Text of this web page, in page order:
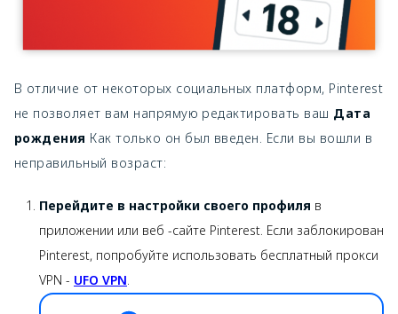
В отличие от некоторых социальных платформ, Pinterest
не позволяет вам напрямую редактировать ваш Дата
рождения Как только он был введен. Если вы вошли в
неправильный возраст:
Перейдите в настройки своего профиля в
приложении или веб -сайте Pinterest. Если заблокирован
Pinterest, попробуйте использовать бесплатный прокси
VPN - UFO VPN.